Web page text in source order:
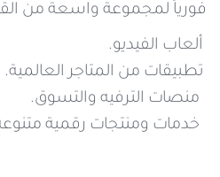
الإجراءات
فورياً لمجموعة واسعة من
ألعاب الفيديو.
تطبيقات من المتاجر العالمية.
منصات الترفيه والتسوق.
خدمات ومنتجات رقمية